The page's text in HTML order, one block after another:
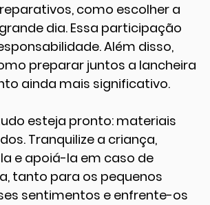
como escolher a
dia. Essa participação
Além disso,
preparar juntos a lancheira
ainda mais significativo.
esteja pronto: materiais
Tranquilize a criança,
e apoiá-la em caso de
tanto para os pequenos
sentimentos e enfrente-os